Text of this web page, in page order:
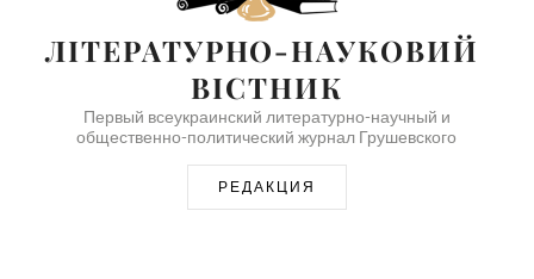
ЛІТЕРАТУРНО-НАУКОВИЙ
ВІСТНИК
Первый всеукраинский литературно-научный и
общественно-политический журнал Грушевского
РЕДАКЦИЯ